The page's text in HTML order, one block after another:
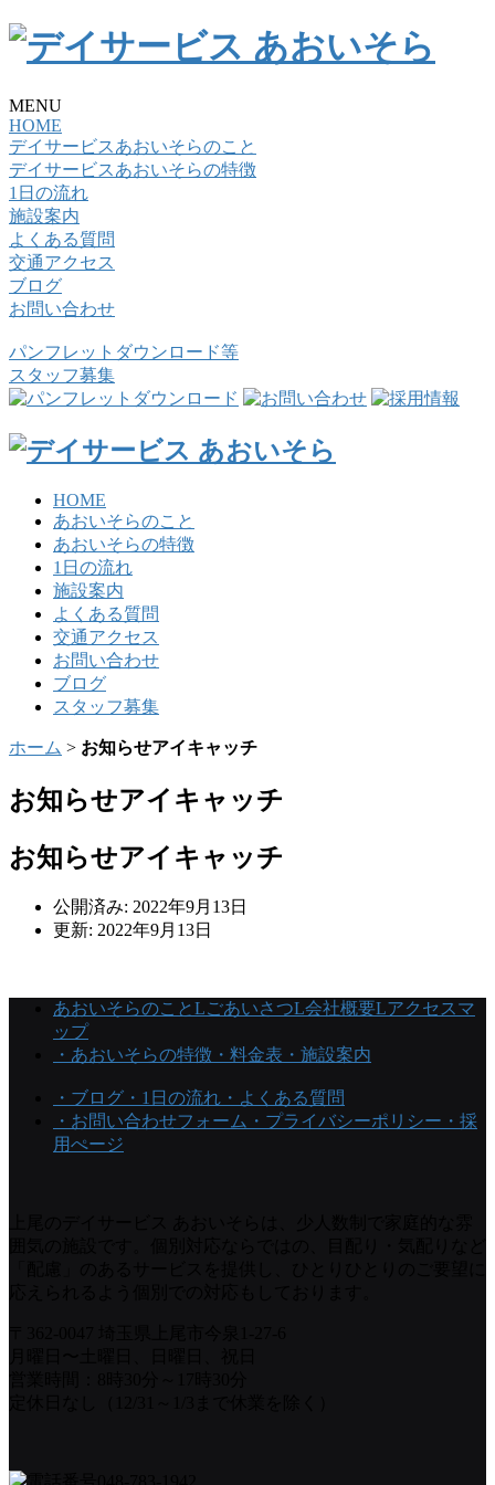
MENU
HOME
デイサービスあおいそらのこと
デイサービスあおいそらの特徴
1日の流れ
施設案内
よくある質問
交通アクセス
ブログ
お問い合わせ
パンフレットダウンロード等
スタッフ募集
HOME
あおいそらのこと
あおいそらの特徴
1日の流れ
施設案内
よくある質問
交通アクセス
お問い合わせ
ブログ
スタッフ募集
ホーム > お知らせアイキャッチ
お知らせアイキャッチ
お知らせアイキャッチ
公開済み: 2022年9月13日
更新: 2022年9月13日
あおいそらのことLごあいさつL会社概要Lアクセスマ
ップ
・あおいそらの特徴 ・料金表 ・施設案内
・ブログ ・1日の流れ ・よくある質問
・お問い合わせフォーム ・プライバシーポリシー ・採
用ぺージ